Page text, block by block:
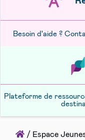
Besoin d'aide ?
Plateforme de
Accueil
/ Espace